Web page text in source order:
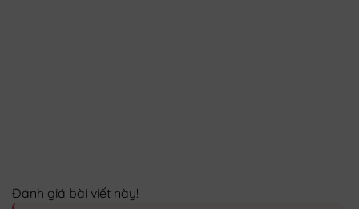
Đánh giá bài viết này!